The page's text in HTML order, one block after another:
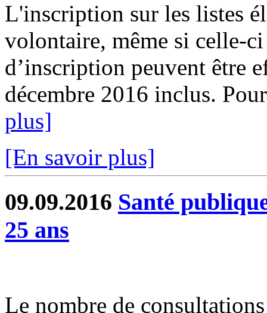
L'inscription sur les listes
volontaire, même si celle-
d’inscription peuvent être
décembre 2016 inclus.
plus]
[En savoir plus]
09.09.2016 Santé
25 ans
Le nombre de